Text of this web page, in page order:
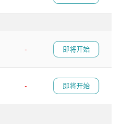
-
即将开始
-
即将开始